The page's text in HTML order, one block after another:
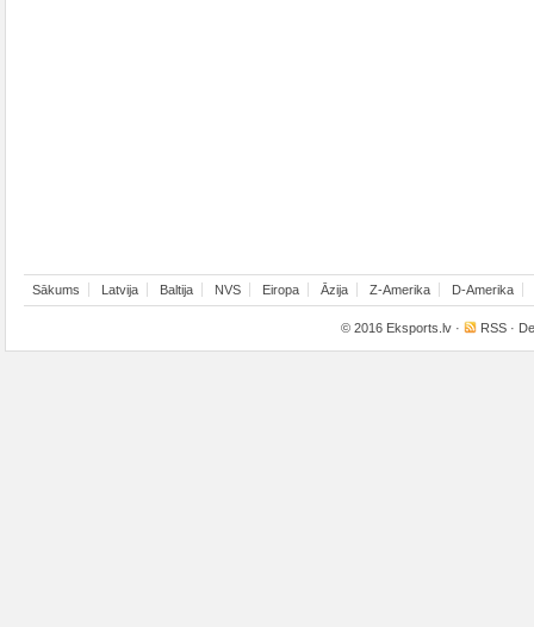
Sākums Latvija Baltija NVS Eiropa Āzija Z-Amerika D-Amerika
© 2016 Eksports.lv · RSS ·